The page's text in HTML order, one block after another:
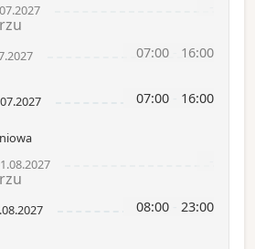
07:00 16:00
07:00 16:00
08:00 23:00